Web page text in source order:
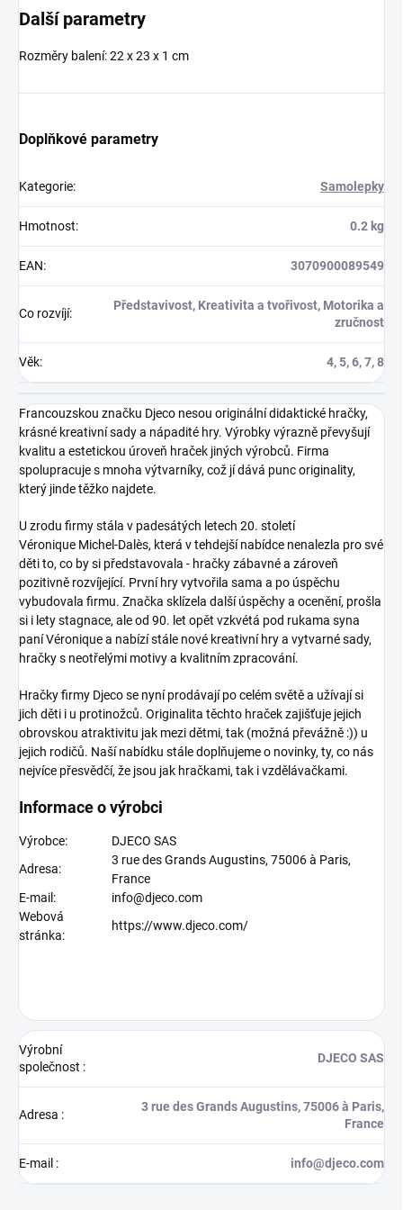
Další parametry
Rozměry balení:22 x 23 x 1 cm
Doplňkové parametry
Kategorie: Samolepky
Hmotnost: 0.2 kg
EAN: 3070900089549
Co rozvíjí:
Představivost, Kreativita a tvořivost, Motorika a
zručnost
Věk: 4, 5, 6, 7, 8
Francouzskou značku Djeco nesou originální didaktické hračky,
krásné kreativní sady a nápadité hry. Výrobky výrazně převyšují
kvalitu a estetickou úroveň hraček jiných výrobců. Firma
spolupracuje s mnoha výtvarníky, což jí dává punc originality,
který jinde těžko najdete.
U zrodu firmy stála v padesátých letech 20. století
Véronique Michel-Dalès, která v tehdejší nabídce nenalezla pro své
děti to, co by si představovala - hračky zábavné a zároveň
pozitivně rozvíjející. První hry vytvořila sama a po úspěchu
vybudovala firmu. Značka sklízela další úspěchy a ocenění, prošla
si i lety stagnace, ale od 90. let opět vzkvétá pod rukama syna
paní Véronique a nabízí stále nové kreativní hry a vytvarné sady,
hračky s neotřelými motivy a kvalitním zpracování.
Hračky firmy Djecose nyní prodávají po celém světě a užívají si
jich děti i u protinožců. Originalita těchto hraček zajišťuje jejich
obrovskou atraktivitu jak mezi dětmi, tak (možná převážně :)) u
jejich rodičů. Naší nabídku stále doplňujeme o novinky, ty, co nás
nejvíce přesvědčí, že jsou jak hračkami, tak i vzdělávačkami.
Informace o výrobci
Výrobce:
DJECO SAS
Adresa:
3 rue des Grands Augustins, 75006 à Paris,
France
E-mail:
info@djeco.com
Webová
stránka:
https://www.djeco.com/
Výrobní
společnost :
DJECO SAS
Adresa :
3 rue des Grands Augustins, 75006 à Paris,
France
E-mail : info@djeco.com